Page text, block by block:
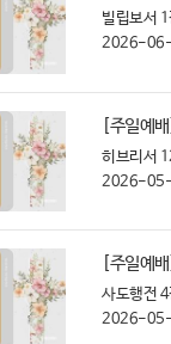
빌립보서
2026-
[주일예
히브리서
2026-
[주일예
사도행전
2026-